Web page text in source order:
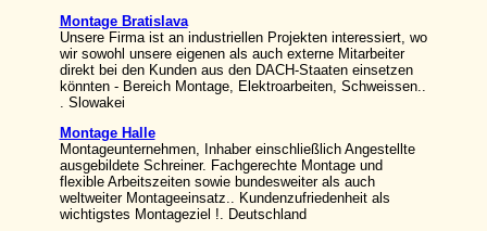
Montage Bratislava
Unsere Firma ist an industriellen Projekten interessiert, wo
wir sowohl unsere eigenen als auch externe Mitarbeiter
direkt bei den Kunden aus den DACH-Staaten einsetzen
könnten - Bereich Montage, Elektroarbeiten, Schweissen..
. Slowakei
Montage Halle
Montageunternehmen, Inhaber einschließlich Angestellte
ausgebildete Schreiner. Fachgerechte Montage und
flexible Arbeitszeiten sowie bundesweiter als auch
weltweiter Montageeinsatz.. Kundenzufriedenheit als
wichtigstes Montageziel !. Deutschland